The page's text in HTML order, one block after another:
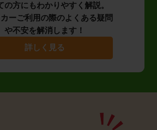
の方にもわかりやすく解説。
カーご利用の際のよくある疑問
や不安を解消します！
詳しく見る